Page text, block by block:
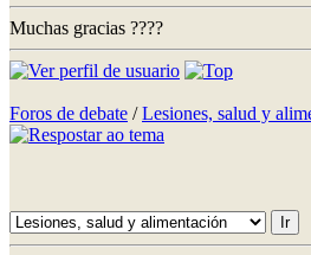
Muchas gracias ????
Foros de debate /Lesiones, salud y